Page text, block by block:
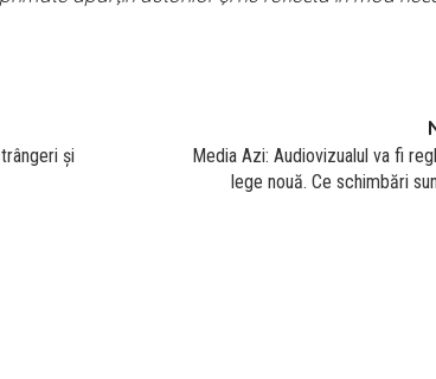
și
Media Azi: Audiovizualul va fi
lege nouă. Ce schimbări